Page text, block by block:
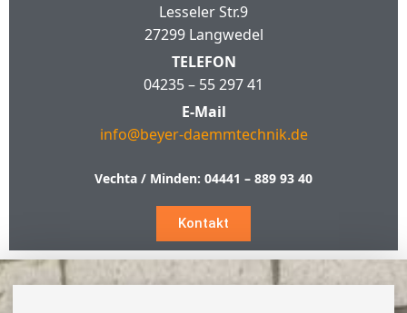
Lesseler Str.9
27299 Langwedel
TELEFON
04235 – 55 297 41
E-Mail
info@beyer-daemmtechnik.de
Vechta / Minden: 04441 – 889 93 40
Kontakt